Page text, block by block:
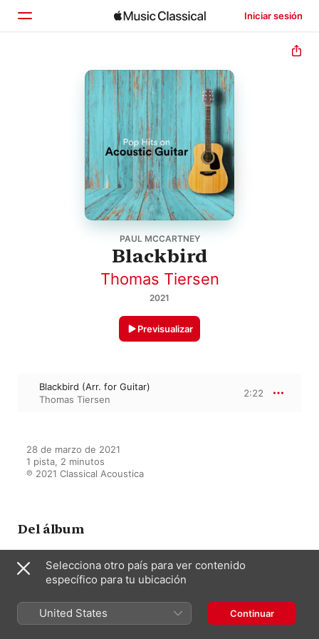
Iniciar sesión
Explorar
PAUL MCCARTNEY
Blackbird
Thomas Tiersen
2021
Previsualizar
Blackbird (Arr. for Guitar)
Thomas Tiersen
2:22
28 de marzo de 2021
1 pista, 2 minutos
℗ 2021 Classical Acoustica
Del álbum
Pop Hits on Acoustic Guitar
Varios Artistas
Selecciona otro país para ver contenido
específico para tu ubicación
United States Continuar